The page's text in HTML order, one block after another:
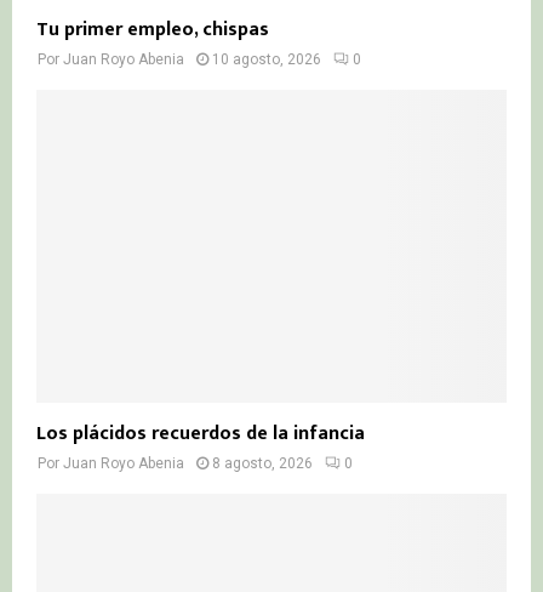
Tu primer empleo, chispas
Por Juan Royo Abenia 10 agosto, 2026 0
Los plácidos recuerdos de la infancia
Por Juan Royo Abenia 8 agosto, 2026 0